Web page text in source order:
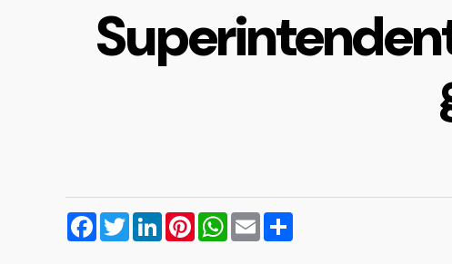
Facebook
TwitterLinkedInPinterestWhatsApp
Email